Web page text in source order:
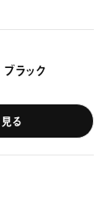
ラック
る